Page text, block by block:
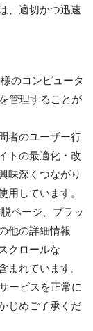
、適切かつ迅速
のコンピュータ
管理することが
者のユーザー行
トの最適化・改
味深くつながり
用しています。
ページ、プラッ
他の詳細情報
クロールな
まれています。
ービスを正常に
じめご了承くだ